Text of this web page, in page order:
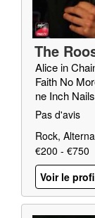
The
Alice in
Faith No
ne Inch
chine, Red
Pas d'avis
Rock,
€200 - €750
Voir le